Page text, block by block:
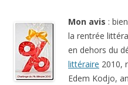
Mon avis :
la rentrée
en dehors du
littéraire 2010,
Edem Kodjo,